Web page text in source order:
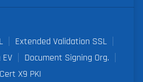
Extended Validation SSL
EV
Document Signing Org.
X9 PKI